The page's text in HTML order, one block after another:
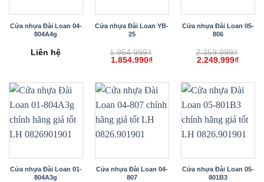
Cửa nhựa Đài Loan 04-
804A4g
Liên hệ
Cửa nhựa Đài Loan YB-
25
1.954.999₫
Giá
1.954.999₫.
1.854.990₫Giá
là:
1.854.990₫.
Cửa nhựa Đài Loan 05-
806
2.359.999₫
Giá
2.359.999₫.
2.249.999₫Giá
là:
Cửa nhựa Đài Loan 01-
804A3g
Cửa nhựa Đài Loan 04-
807
Cửa nhựa Đài Loan 05-
801B3